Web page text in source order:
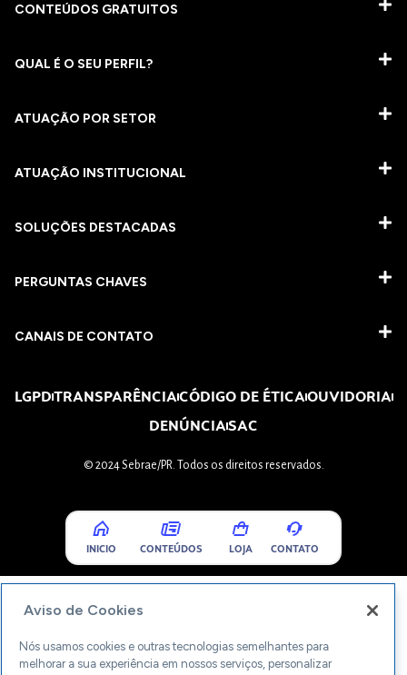
CONTEÚDOS GRATUITOS
QUAL É O SEU PERFIL?
ATUAÇÃO POR SETOR
ATUAÇÃO INSTITUCIONAL
SOLUÇÕES DESTACADAS
PERGUNTAS CHAVES​
CANAIS DE CONTATO
LGPDTRANSPARÊNCIACÓDIGO DE ÉTICAOUVIDORIA
DENÚNCIASAC
© 2024 Sebrae/PR. Todos os direitos reservados.
INICIO CONTEÚDOS LOJA CONTATO
Aviso de Cookies
Nós usamos cookies e outras tecnologias semelhantes para
melhorar a sua experiência em nossos serviços, personalizar